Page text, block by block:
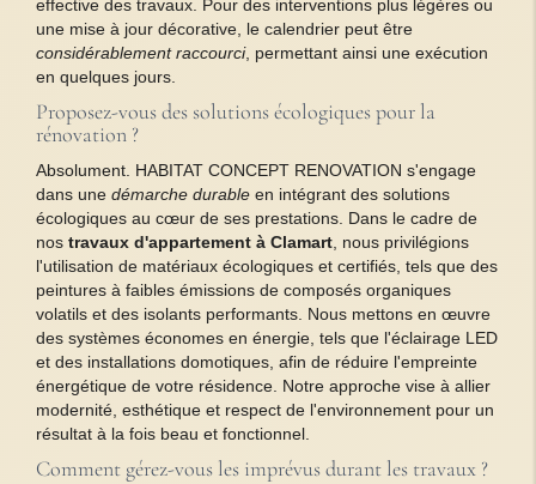
effective des travaux. Pour des interventions plus légères ou
une mise à jour décorative, le calendrier peut être
considérablement raccourci, permettant ainsi une exécution
en quelques jours.
Proposez-vous des solutions écologiques pour la
rénovation ?
Absolument. HABITAT CONCEPT RENOVATION s'engage
dans une démarche durable en intégrant des solutions
écologiques au cœur de ses prestations. Dans le cadre de
nos travaux d'appartement à Clamart, nous privilégions
l'utilisation de matériaux écologiques et certifiés, tels que des
peintures à faibles émissions de composés organiques
volatils et des isolants performants. Nous mettons en œuvre
des systèmes économes en énergie, tels que l'éclairage LED
et des installations domotiques, afin de réduire l'empreinte
énergétique de votre résidence. Notre approche vise à allier
modernité, esthétique et respect de l'environnement pour un
résultat à la fois beau et fonctionnel.
Comment gérez-vous les imprévus durant les travaux ?